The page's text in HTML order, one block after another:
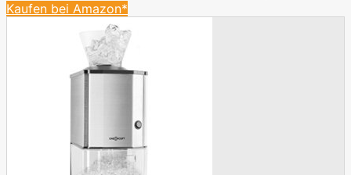
Kaufen bei Amazon*